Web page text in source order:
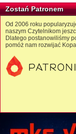
Zostań Patronem
Od 2006 roku
naszym Czytelnikom
Dlatego postanowiliśmy
pomóż nam rozwijać